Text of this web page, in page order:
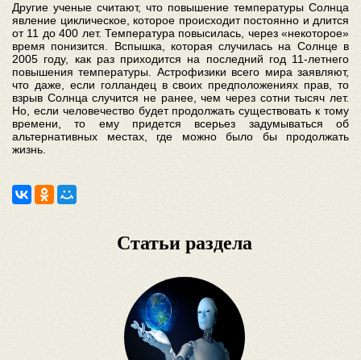
Другие ученые считают, что повышение температуры Солнца
явление циклическое, которое происходит постоянно и длится
от 11 до 400 лет. Температура повысилась, через «некоторое»
время понизится. Вспышка, которая случилась на Солнце в
2005 году, как раз приходится на последний год 11-летнего
повышения температуры. Астрофизики всего мира заявляют,
что даже, если голландец в своих предположениях прав, то
взрыв Солнца случится не ранее, чем через сотни тысяч лет.
Но, если человечество будет продолжать существовать к тому
времени, то ему придется всерьез задумываться об
альтернативных местах, где можно было бы продолжать
жизнь.
Статьи раздела